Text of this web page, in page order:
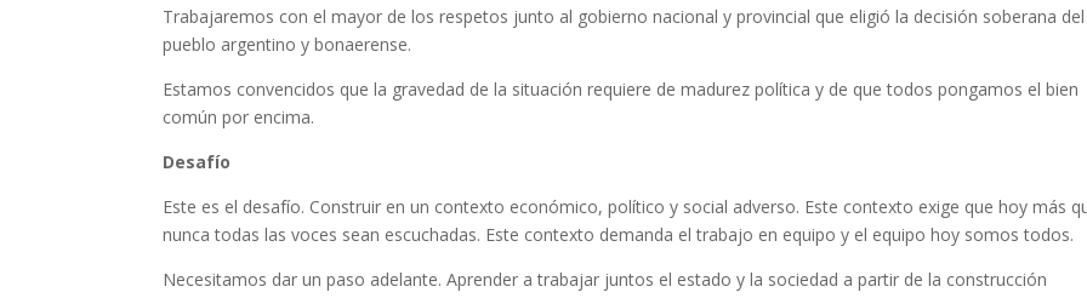
Trabajaremos con el mayor de los respetos junto al gobierno nacional y provincial que eligió la decisión soberana del
pueblo argentino y bonaerense.
Estamos convencidos que la gravedad de la situación requiere de madurez política y de que todos pongamos el bien
común por encima.
Desafío
Este es el desafío. Construir en un contexto económico, político y social adverso. Este contexto exige que hoy más
nunca todas las voces sean escuchadas. Este contexto demanda el trabajo en equipo y el equipo hoy somos todos.
Necesitamos dar un paso adelante. Aprender a trabajar juntos el estado y la sociedad a partir de la construcción